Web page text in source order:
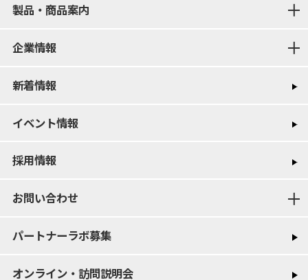
製品・商品案内
企業情報
新着情報
イベント情報
採用情報
お問い合わせ
パートナーラボ募集
オンライン・訪問説明会